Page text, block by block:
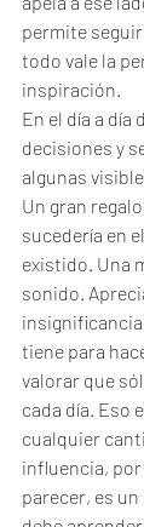
permite
todo vale la
inspiración.
En el día a día
decisiones y
algunas
Un gran
sucedería en
existido. Una
sonido.
tiene para
valorar que
cada día. Eso
cualquier
influencia,
parecer, es